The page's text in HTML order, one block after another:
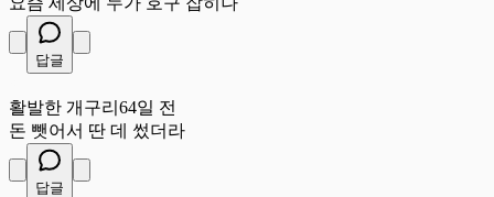
답글
활발한 개구리 64일 전
돈 뺏어서 딴 데 썼더라
답글